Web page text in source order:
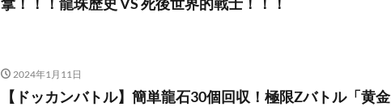
2024年1月11日
【ドッカンバトル】簡単龍石30個回収！極限Zバトル「黄金